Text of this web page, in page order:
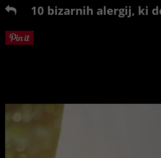
10 bizarnih alergij, ki